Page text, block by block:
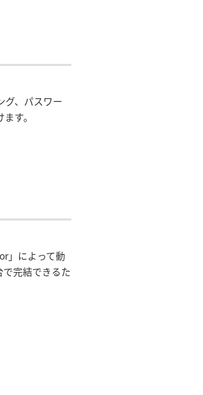
グ、パスワー
す。
」によって動
完結できるた